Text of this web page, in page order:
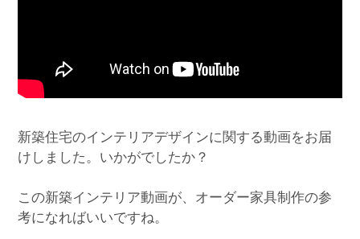
新築住宅のインテリアデザインに関する動画をお届
けしました。いかがでしたか？
この新築インテリア動画が、オーダー家具制作の参
考になればいいですね。